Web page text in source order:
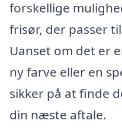
forskellige
frisør, der passer
Uanset om det er
ny farve eller en
sikker på at finde
din næste aftale.